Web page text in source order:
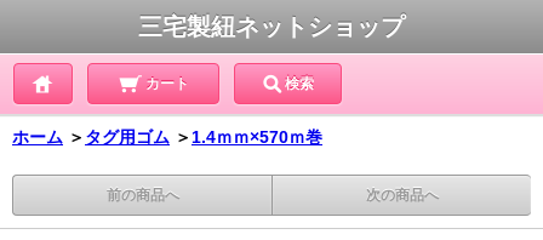
三宅製紐ネットショップ
カート 検索
ホーム ＞ タグ用ゴム ＞ 1.4ｍｍ×570ｍ巻
前の商品へ 次の商品へ